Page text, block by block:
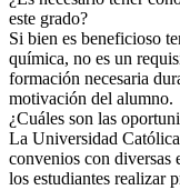
este grado?
Si bien es beneficioso
química, no es un
formación necesaria
motivación del alumno.
¿Cuáles son las
La Universidad
convenios con diversas
los estudiantes realizar